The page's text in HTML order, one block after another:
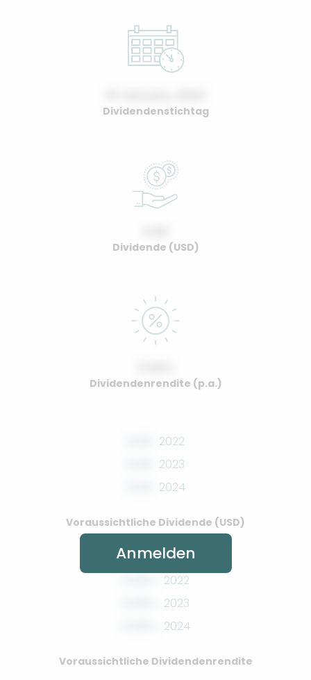
Dividendenstichtag
Dividende (USD)
Dividendenrendite (p.a.)
2022
2023
2024
Voraussichtliche Dividende (USD)
2022
2023
2024
Voraussichtliche Dividendenrendite
Anmelden